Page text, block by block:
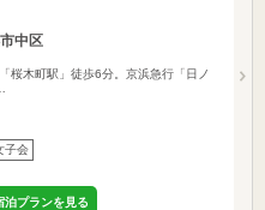
中区
桜木町駅」徒歩6分。京浜急行「日ノ
子会
泊プランを見る